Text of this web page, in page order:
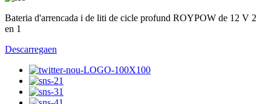
Bateria d'arrencada i de liti de cicle profund ROYPOW de 12 V 2
en 1
Descarregaen